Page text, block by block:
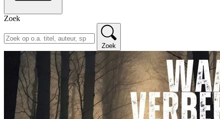
Zoek
Zoek